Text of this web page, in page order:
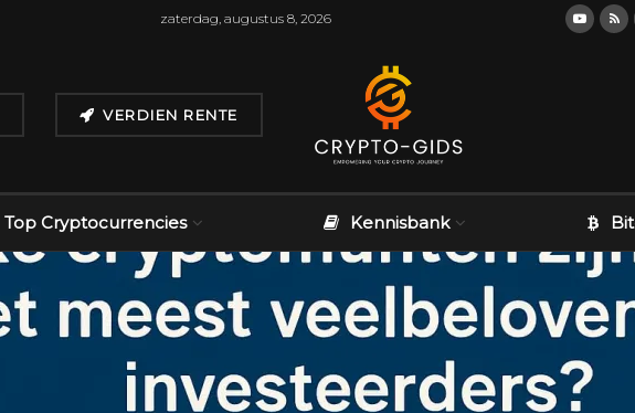
zaterdag, augustus 8, 2026
VERDIEN RENTE
Top Cryptocurrencies Kennisbank